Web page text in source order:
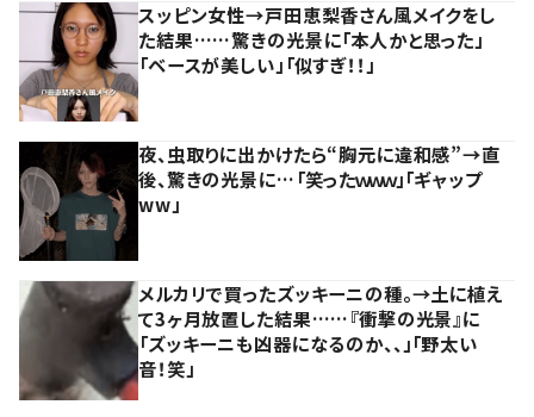
スッピン女性→戸田恵梨香さん風メイクをし
た結果……驚きの光景に「本人かと思った」
「ベースが美しい」「似すぎ！！」
夜、虫取りに出かけたら“胸元に違和感”→直
後、驚きの光景に…「笑ったｗｗｗ」「ギャップ
ww」
メルカリで買ったズッキーニの種。→土に植え
て3ヶ月放置した結果……『衝撃の光景』に
「ズッキーニも凶器になるのか、、」「野太い
音！笑」